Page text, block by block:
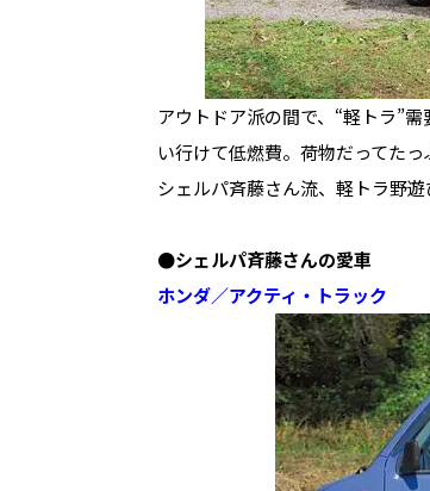
アウトドア派の間で、“軽トラ”
い行けて低燃費。荷物だってた
シェルパ斉藤さん流、軽トラ野遊
●シェルパ斉藤さんの愛車
ホンダ／アクティ・トラック